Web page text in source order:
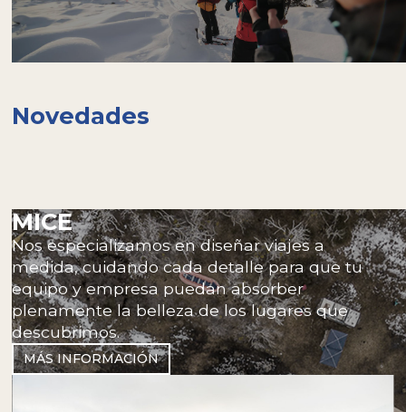
Novedades
MICE
Nos especializamos en diseñar viajes a
medida, cuidando cada detalle para que tu
equipo y empresa puedan absorber
plenamente la belleza de los lugares que
descubrimos.
MÁS INFORMACIÓN